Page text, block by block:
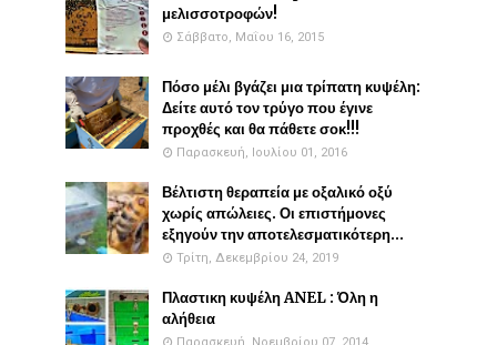
μελισσοτροφών!
Σάββατο, Μαΐου 16, 2015
Πόσο μέλι βγάζει μια τρίπατη κυψέλη:
Δείτε αυτό τον τρύγο που έγινε
προχθές και θα πάθετε σοκ!!!
Παρασκευή, Ιουλίου 01, 2016
Βέλτιστη θεραπεία με οξαλικό οξύ
χωρίς απώλειες. Οι επιστήμονες
εξηγούν την αποτελεσματικότερη...
Τρίτη, Δεκεμβρίου 24, 2019
Πλαστικη κυψέλη ANEL : Όλη η
αλήθεια